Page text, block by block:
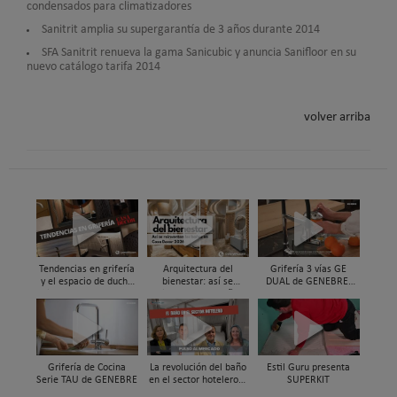
condensados para climatizadores
Sanitrit amplia su supergarantía de 3 años durante 2014
SFA Sanitrit renueva la gama Sanicubic y anuncia Sanifloor en su
nuevo catálogo tarifa 2014
volver arriba
Tendencias en grifería
y el espacio de ducha
2026
Arquitectura del
bienestar: así se
en Casa Decor 2026
Grifería 3 vías GE
DUAL de GENEBRE,
sistemas de filtrado de
agua y ósmosis
Grifería de Cocina
Serie TAU de GENEBRE
La revolución del baño
en el sector hotelero |
Estil Guru presenta
SUPERKIT